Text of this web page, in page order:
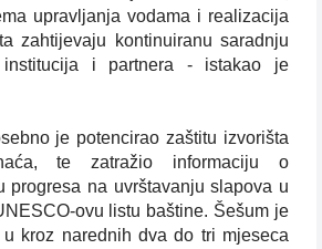
upravljanja vodama i realizacija
zahtijevaju kontinuiranu saradnju
institucija i partnera - istakao je
je potencirao zaštitu izvorišta
te zatražio informaciju o
progresa na uvrštavanju slapova u
ovu listu baštine. Šešum je
kroz narednih dva do tri mjeseca